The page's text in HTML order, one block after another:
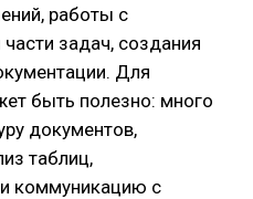
работы с
задач, создания
Для
быть полезно: много
документов,
таблиц,
коммуникацию с